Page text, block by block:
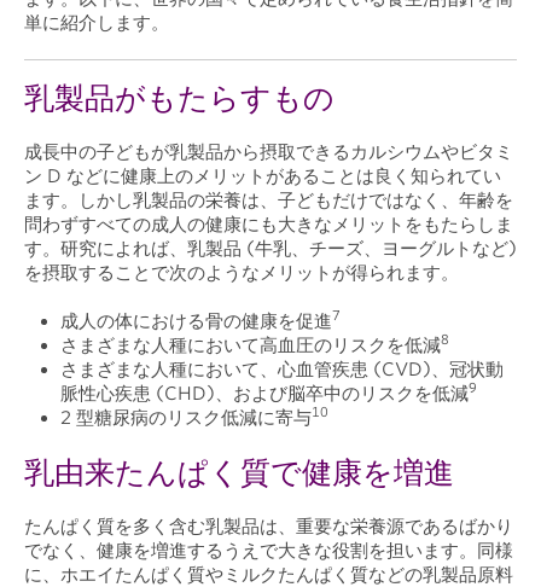
単に紹介します。
乳製品がもたらすもの
成長中の子どもが乳製品から摂取できるカルシウムやビタミ
ン D などに健康上のメリットがあることは良く知られてい
ます。しかし乳製品の栄養は、子どもだけではなく、年齢を
問わずすべての成人の健康にも大きなメリットをもたらしま
す。研究によれば、乳製品 (牛乳、チーズ、ヨーグルトなど)
を摂取することで次のようなメリットが得られます。
成人の体における骨の健康を促進7
さまざまな人種において高血圧のリスクを低減8
さまざまな人種において、心血管疾患 (CVD)、冠状動
脈性心疾患 (CHD)、および脳卒中のリスクを低減9
2 型糖尿病のリスク低減に寄与10
乳由来たんぱく質で健康を増進
たんぱく質を多く含む乳製品は、重要な栄養源であるばかり
でなく、健康を増進するうえで大きな役割を担います。同様
に、ホエイたんぱく質やミルクたんぱく質などの乳製品原料